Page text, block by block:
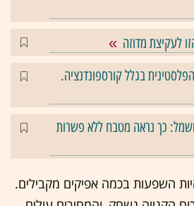
לעקיצת מדוזה
בגלל קורספונדנציה.
כך נראה מטבח ללא פשרות
השפעות בכמה אפיקים מקבילים.